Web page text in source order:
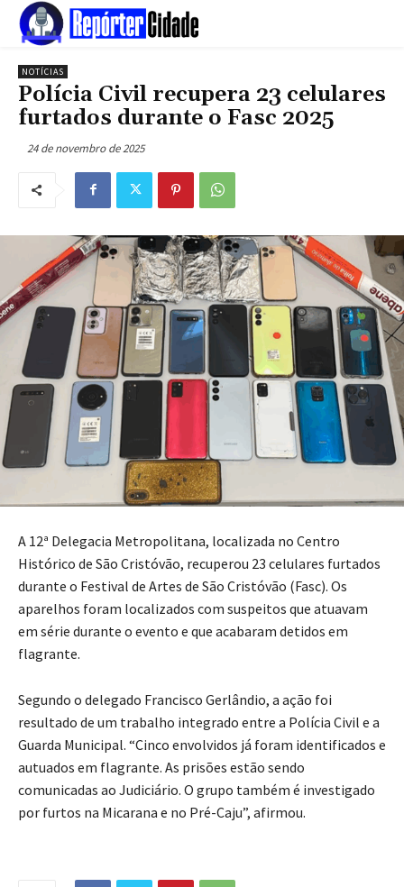
NOTÍCIAS
Polícia Civil recupera 23 celulares
furtados durante o Fasc 2025
24 de novembro de 2025
A 12ª Delegacia Metropolitana, localizada no Centro
Histórico de São Cristóvão, recuperou 23 celulares furtados
durante o Festival de Artes de São Cristóvão (Fasc). Os
aparelhos foram localizados com suspeitos que atuavam
em série durante o evento e que acabaram detidos em
flagrante.
Segundo o delegado Francisco Gerlândio, a ação foi
resultado de um trabalho integrado entre a Polícia Civil e a
Guarda Municipal. “Cinco envolvidos já foram identificados e
autuados em flagrante. As prisões estão sendo
comunicadas ao Judiciário. O grupo também é investigado
por furtos na Micarana e no Pré-Caju”, afirmou.